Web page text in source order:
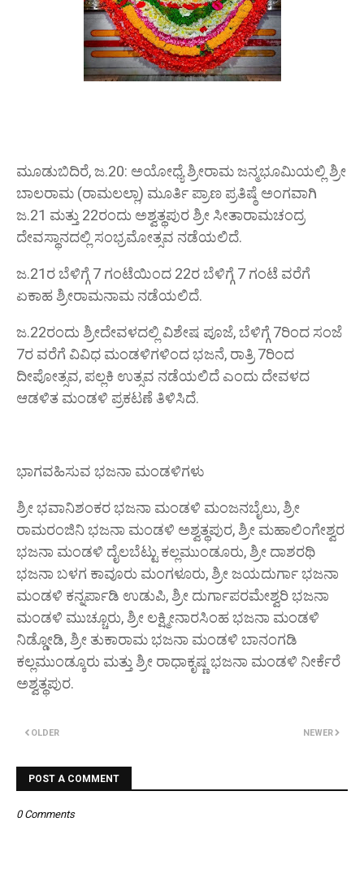
ಮೂಡುಬಿದಿರೆ, ಜ.20: ಅಯೋಧ್ಯೆ ಶ್ರೀರಾಮ ಜನ್ಮಭೂಮಿಯಲ್ಲಿ ಶ್ರೀ
ಬಾಲರಾಮ (ರಾಮಲಲ್ಲಾ) ಮೂರ್ತಿ ಪ್ರಾಣ ಪ್ರತಿಷ್ಠೆ ಅಂಗವಾಗಿ
ಜ.21 ಮತ್ತು 22ರಂದು ಅಶ್ವತ್ಥಪುರ ಶ್ರೀ ಸೀತಾರಾಮಚಂದ್ರ
ದೇವಸ್ಥಾನದಲ್ಲಿ ಸಂಭ್ರಮೋತ್ಸವ ನಡೆಯಲಿದೆ.
ಜ.21ರ ಬೆಳಿಗ್ಗೆ 7 ಗಂಟೆಯಿಂದ 22ರ ಬೆಳಿಗ್ಗೆ 7 ಗಂಟೆ ವರೆಗೆ
ಏಕಾಹ ಶ್ರೀರಾಮನಾಮ ನಡೆಯಲಿದೆ.
ಜ.22ರಂದು ಶ್ರೀದೇವಳದಲ್ಲಿ ವಿಶೇಷ ಪೂಜೆ, ಬೆಳಿಗ್ಗೆ 7ರಿಂದ ಸಂಜೆ
7ರ ವರೆಗೆ ವಿವಿಧ ಮಂಡಳಿಗಳಿಂದ ಭಜನೆ, ರಾತ್ರಿ 7ರಿಂದ
ದೀಪೋತ್ಸವ, ಪಲ್ಲಕಿ ಉತ್ಸವ ನಡೆಯಲಿದೆ ಎಂದು ದೇವಳದ
ಆಡಳಿತ ಮಂಡಳಿ ಪ್ರಕಟಣೆ ತಿಳಿಸಿದೆ.
ಭಾಗವಹಿಸುವ ಭಜನಾ ಮಂಡಳಿಗಳು
ಶ್ರೀ ಭವಾನಿಶಂಕರ ಭಜನಾ ಮಂಡಳಿ ಮಂಜನಬೈಲು, ಶ್ರೀ
ರಾಮರಂಜಿನಿ ಭಜನಾ ಮಂಡಳಿ ಅಶ್ವತ್ಥಪುರ, ಶ್ರೀ ಮಹಾಲಿಂಗೇಶ್ವರ
ಭಜನಾ ಮಂಡಳಿ ದೈಲಬೆಟ್ಟು ಕಲ್ಲಮುಂಡೂರು, ಶ್ರೀ ದಾಶರಥಿ
ಭಜನಾ ಬಳಗ ಕಾವೂರು ಮಂಗಳೂರು, ಶ್ರೀ ಜಯದುರ್ಗಾ ಭಜನಾ
ಮಂಡಳಿ ಕನ್ನರ್ಪಾಡಿ ಉಡುಪಿ, ಶ್ರೀ ದುರ್ಗಾಪರಮೇಶ್ವರಿ ಭಜನಾ
ಮಂಡಳಿ ಮುಚ್ಚೂರು, ಶ್ರೀ ಲಕ್ಷ್ಮೀನಾರಸಿಂಹ ಭಜನಾ ಮಂಡಳಿ
ನಿಡ್ಡೋಡಿ, ಶ್ರೀ ತುಕಾರಾಮ ಭಜನಾ ಮಂಡಳಿ ಬಾನಂಗಡಿ
ಕಲ್ಲಮುಂಡ್ಕೂರು ಮತ್ತು ಶ್ರೀ ರಾಧಾಕೃಷ್ಣ ಭಜನಾ ಮಂಡಳಿ ನೀರ್ಕೆರೆ
ಅಶ್ವತ್ಥಪುರ.
NEWER
OLDER
POST A COMMENT
0 Comments